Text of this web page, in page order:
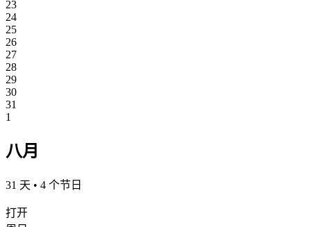
23
24
25
26
27
28
29
30
31
1
八月
31 天 • 4 个节日
打开